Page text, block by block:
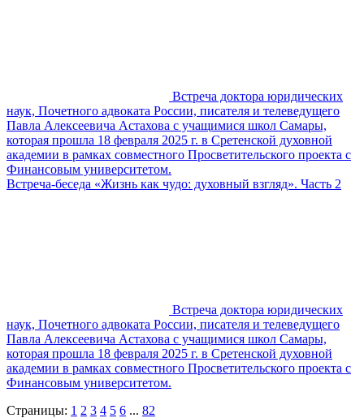
Встреча доктора юридических
наук, Почетного адвоката России, писателя и телеведущего
Павла Алексеевича Астахова с учащимися школ Самары,
которая прошла 18 февраля 2025 г. в Сретенской духовной
академии в рамках совместного Просветительского проекта с
Финансовым университетом.
Встреча-беседа «Жизнь как чудо: духовный взгляд». Часть 2
Встреча доктора юридических
наук, Почетного адвоката России, писателя и телеведущего
Павла Алексеевича Астахова с учащимися школ Самары,
которая прошла 18 февраля 2025 г. в Сретенской духовной
академии в рамках совместного Просветительского проекта с
Финансовым университетом.
Страницы: 1 2 3 4 5 6 ... 82